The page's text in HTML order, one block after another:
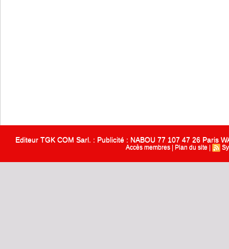
Editeur TGK COM Sarl. : Publicité : NABOU 77 107 47 26 Paris
Accès membres Plan du site